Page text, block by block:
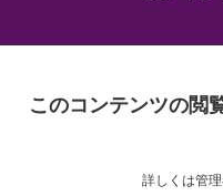
このコンテンツの閲
詳しくは管理